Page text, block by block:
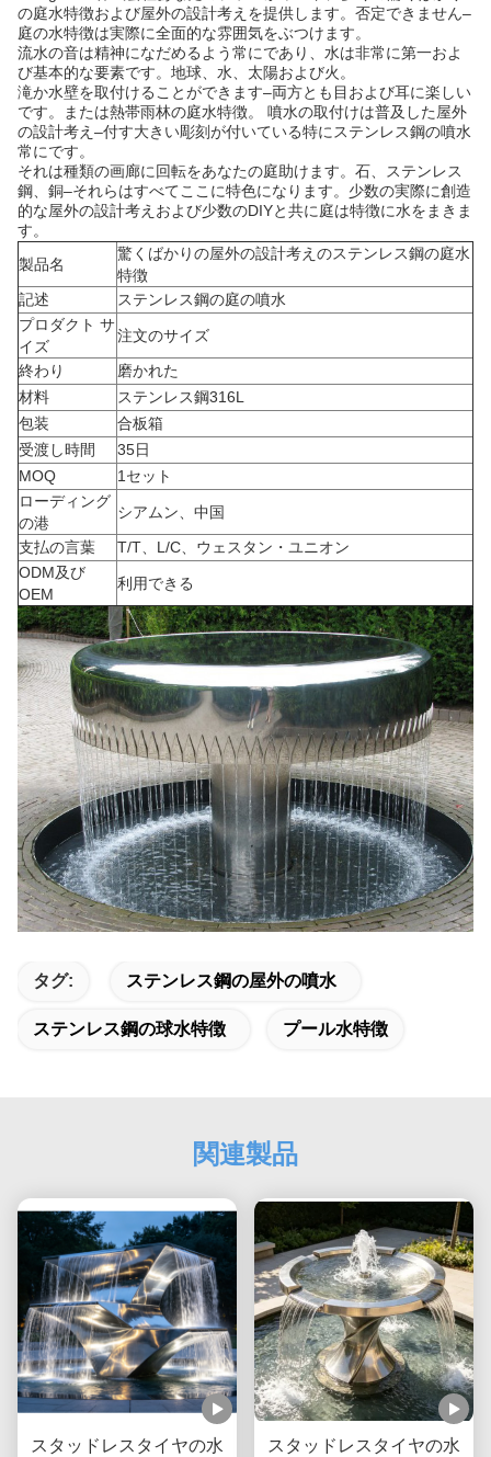
の庭水特徴および屋外の設計考えを提供します。否定できません–
庭の水特徴は実際に全面的な雰囲気をぶつけます。
流水の音は精神になだめるよう常にであり、水は非常に第一およ
び基本的な要素です。地球、水、太陽および火。
滝か水壁を取付けることができます–両方とも目および耳に楽しい
です。または熱帯雨林の庭水特徴。 噴水の取付けは普及した屋外
の設計考え–付す大きい彫刻が付いている特にステンレス鋼の噴水
常にです。
それは種類の画廊に回転をあなたの庭助けます。石、ステンレス
鋼、銅–それらはすべてここに特色になります。少数の実際に創造
的な屋外の設計考えおよび少数のDIYと共に庭は特徴に水をまきま
す。
製品名
驚くばかりの屋外の設計考えのステンレス鋼の庭水
特徴
記述
ステンレス鋼の庭の噴水
プロダクト サ
イズ
注文のサイズ
終わり
磨かれた
材料
ステンレス鋼316L
包装
合板箱
受渡し時間
35日
MOQ
1セット
ローディング
の港
シアムン、中国
支払の言葉
T/T、L/C、ウェスタン・ユニオン
ODM及び
OEM
利用できる
タグ: ステンレス鋼の屋外の噴水
ステンレス鋼の球水特徴 プール水特徴
関連製品
スタッドレスタイヤの水
スタッドレスタイヤの水